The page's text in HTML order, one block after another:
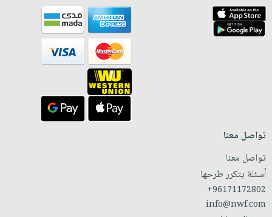
تواصل معنا
تواصل معنا
أسئلة يتكرر طرحها
+96171172802
info@nwf.com